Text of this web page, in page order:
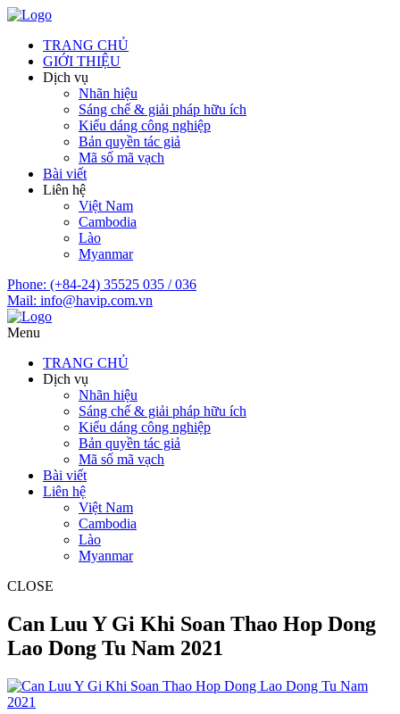
TRANG CHỦ
GIỚI THIỆU
Dịch vụ
Nhãn hiệu
Sáng chế & giải pháp hữu ích
Kiểu dáng công nghiệp
Bản quyền tác giả
Mã số mã vạch
Bài viết
Liên hệ
Việt Nam
Cambodia
Lào
Myanmar
Phone: (+84-24) 35525 035 / 036
Mail: info@havip.com.vn
Menu
TRANG CHỦ
Dịch vụ
Nhãn hiệu
Sáng chế & giải pháp hữu ích
Kiểu dáng công nghiệp
Bản quyền tác giả
Mã số mã vạch
Bài viết
Liên hệ
Việt Nam
Cambodia
Lào
Myanmar
CLOSE
Can Luu Y Gi Khi Soan Thao Hop Dong
Lao Dong Tu Nam 2021